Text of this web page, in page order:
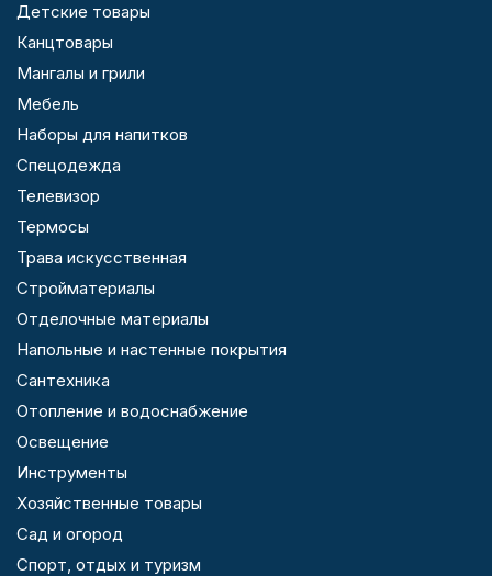
Детские товары
Канцтовары
Мангалы и грили
Мебель
Наборы для напитков
Спецодежда
Телевизор
Термосы
Трава искусственная
Стройматериалы
Отделочные материалы
Напольные и настенные покрытия
Сантехника
Отопление и водоснабжение
Освещение
Инструменты
Хозяйственные товары
Сад и огород
Спорт, отдых и туризм